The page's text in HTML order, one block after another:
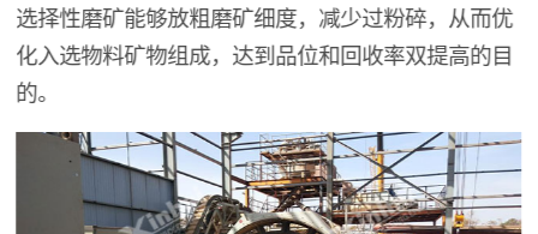
选择性磨矿能够放粗磨矿细度，减少过粉碎，从而优
化入选物料矿物组成，达到品位和回收率双提高的目
的。